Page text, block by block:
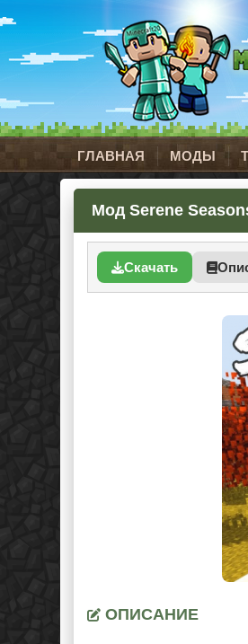
ГЛАВНАЯ МОДЫ
Мод Serene
Скачать
ОПИСАНИЕ